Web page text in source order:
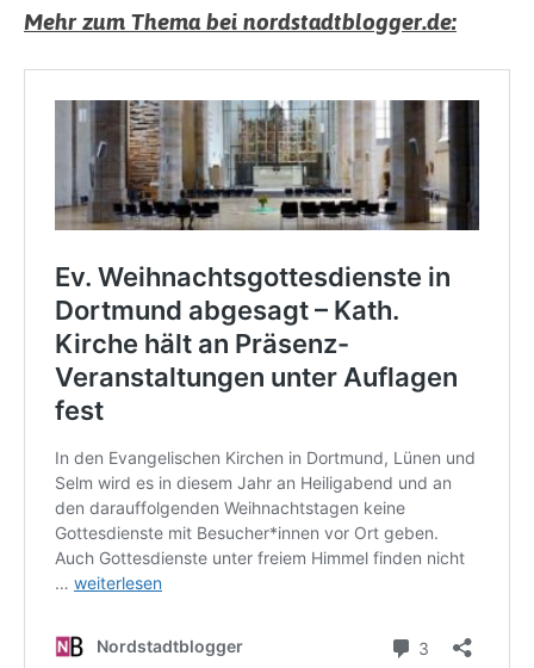
Mehr zum Thema bei nordstadtblogger.de: